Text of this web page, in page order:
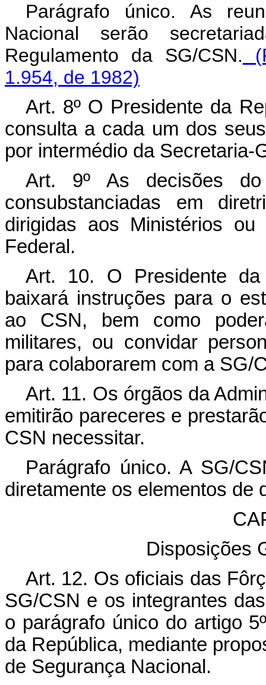
Parágrafo único. As
Nacional serão
Regulamento da SG/CSN.
1.954, de 1982)
Art. 8º O Presidente da
consulta a cada um dos
por intermédio da Secretaria-
Art. 9º As decisões do
consubstanciadas em
dirigidas aos Ministérios
Federal.
Art. 10. O Presidente da
baixará instruções para o
ao CSN, bem como
militares, ou convidar
para colaborarem com a SG/
Art. 11. Os órgãos da
emitirão pareceres e
CSN necessitar.
Parágrafo único. A SG/
diretamente os elementos de
Disposições
Art. 12. Os oficiais das
SG/CSN e os integrantes
o parágrafo único do artigo
da República, mediante
de Segurança Nacional.